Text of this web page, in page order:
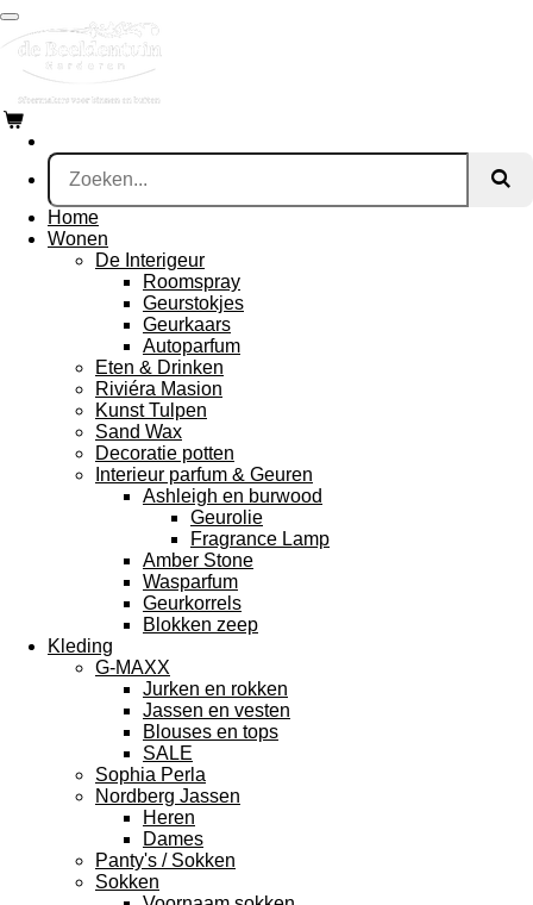
Ga
direct
naar
hoofdinhoud
Home
Wonen
De Interigeur
Roomspray
Geurstokjes
Geurkaars
Autoparfum
Eten & Drinken
Riviéra Masion
Kunst Tulpen
Sand Wax
Decoratie potten
Interieur parfum & Geuren
Ashleigh en burwood
Geurolie
Fragrance Lamp
Amber Stone
Wasparfum
Geurkorrels
Blokken zeep
Kleding
G-MAXX
Jurken en rokken
Jassen en vesten
Blouses en tops
SALE
Sophia Perla
Nordberg Jassen
Heren
Dames
Panty's / Sokken
Sokken